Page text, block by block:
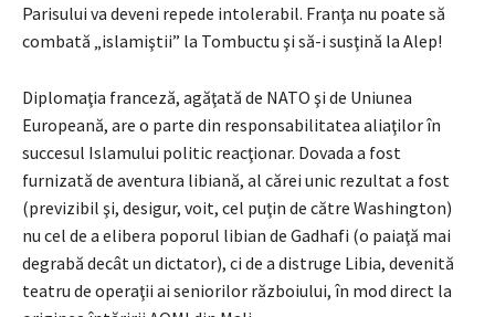
Parisului va deveni repede intolerabil. Franţa nu poate să
combată „islamiştii” la Tombuctu şi să-i susţină la Alep!
Diplomaţia franceză, agăţată de NATO şi de Uniunea
Europeană, are o parte din responsabilitatea aliaţilor în
succesul Islamului politic reacţionar. Dovada a fost
furnizată de aventura libiană, al cărei unic rezultat a fost
(previzibil şi, desigur, voit, cel puţin de către Washington)
nu cel de a elibera poporul libian de Gadhafi (o paiaţă mai
degrabă decât un dictator), ci de a distruge Libia, devenită
teatru de operaţii ai seniorilor războiului, în mod direct la